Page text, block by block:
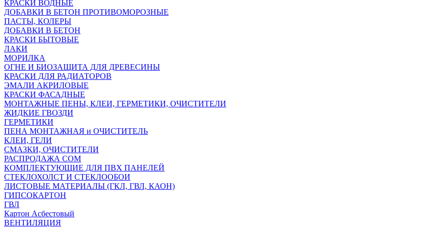
КРАСКИ ВОДНЫЕ
ДОБАВКИ В БЕТОН ПРОТИВОМОРОЗНЫЕ
ПАСТЫ, КОЛЕРЫ
ДОБАВКИ В БЕТОН
КРАСКИ БЫТОВЫЕ
ЛАКИ
МОРИЛКА
ОГНЕ И БИОЗАЩИТА ДЛЯ ДРЕВЕСИНЫ
КРАСКИ ДЛЯ РАДИАТОРОВ
ЭМАЛИ АКРИЛОВЫЕ
КРАСКИ ФАСАДНЫЕ
МОНТАЖНЫЕ ПЕНЫ, КЛЕИ, ГЕРМЕТИКИ, ОЧИСТИТЕЛИ
ЖИДКИЕ ГВОЗДИ
ГЕРМЕТИКИ
ПЕНА МОНТАЖНАЯ и ОЧИСТИТЕЛЬ
КЛЕИ, ГЕЛИ
СМАЗКИ, ОЧИСТИТЕЛИ
РАСПРОДАЖА СОМ
КОМПЛЕКТУЮЩИЕ ДЛЯ ПВХ ПАНЕЛЕЙ
СТЕКЛОХОЛСТ И СТЕКЛООБОИ
ЛИСТОВЫЕ МАТЕРИАЛЫ (ГКЛ, ГВЛ, КАОН)
ГИПСОКАРТОН
ГВЛ
Картон Асбестовый
ВЕНТИЛЯЦИЯ